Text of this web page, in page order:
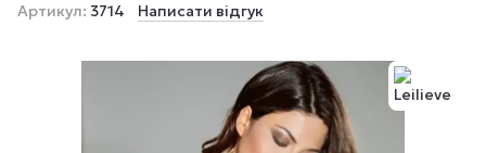
Артикул: 3714 Написати відгук